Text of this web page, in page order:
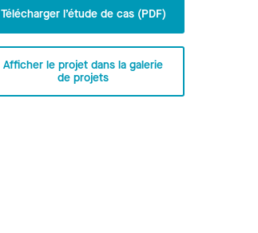
Télécharger l’étude de cas (PDF)
Afficher le projet dans la galerie
de projets